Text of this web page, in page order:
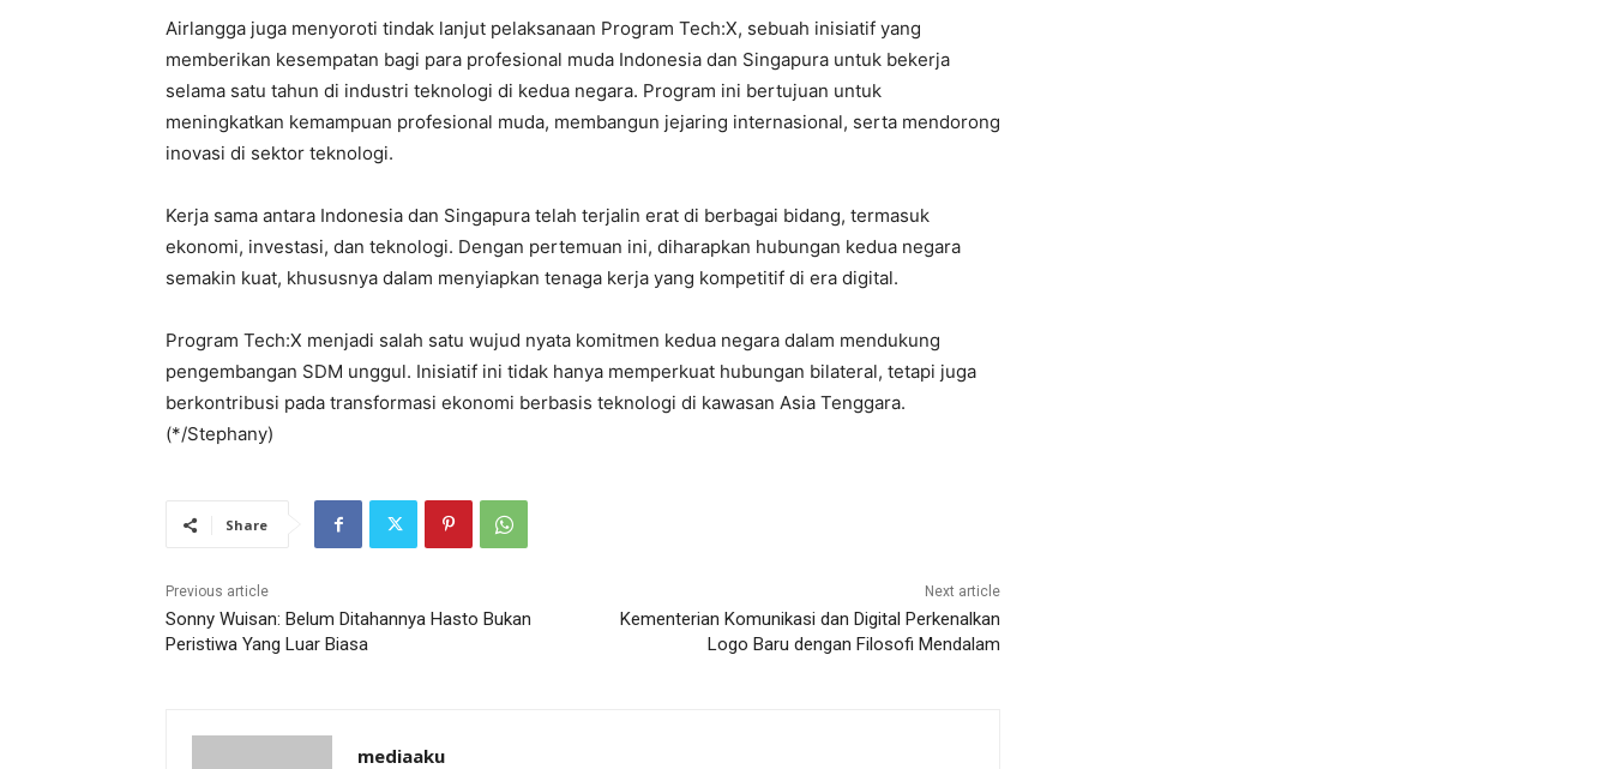
Airlangga juga menyoroti tindak lanjut pelaksanaan Program Tech:X, sebuah inisiatif yang
memberikan kesempatan bagi para profesional muda Indonesia dan Singapura untuk bekerja
selama satu tahun di industri teknologi di kedua negara. Program ini bertujuan untuk
meningkatkan kemampuan profesional muda, membangun jejaring internasional, serta mendorong
inovasi di sektor teknologi.
Kerja sama antara Indonesia dan Singapura telah terjalin erat di berbagai bidang, termasuk
ekonomi, investasi, dan teknologi. Dengan pertemuan ini, diharapkan hubungan kedua negara
semakin kuat, khususnya dalam menyiapkan tenaga kerja yang kompetitif di era digital.
Program Tech:X menjadi salah satu wujud nyata komitmen kedua negara dalam mendukung
pengembangan SDM unggul. Inisiatif ini tidak hanya memperkuat hubungan bilateral, tetapi juga
berkontribusi pada transformasi ekonomi berbasis teknologi di kawasan Asia Tenggara.
(*/Stephany)
Share
Previous article
Sonny Wuisan: Belum Ditahannya Hasto Bukan
Peristiwa Yang Luar Biasa
Next article
Kementerian Komunikasi dan Digital Perkenalkan
Logo Baru dengan Filosofi Mendalam
mediaaku